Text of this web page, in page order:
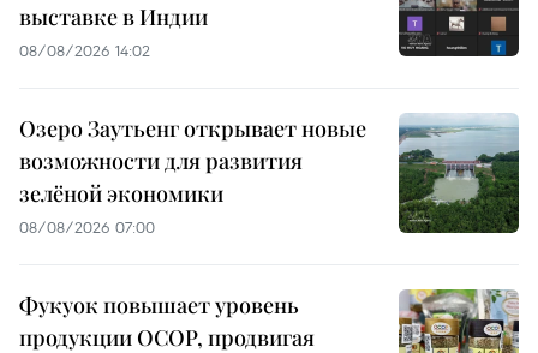
выставке в Индии
08/08/2026 14:02
Озеро Заутьенг открывает новые
возможности для развития
зелёной экономики
08/08/2026 07:00
Фукуок повышает уровень
продукции OCOP, продвигая